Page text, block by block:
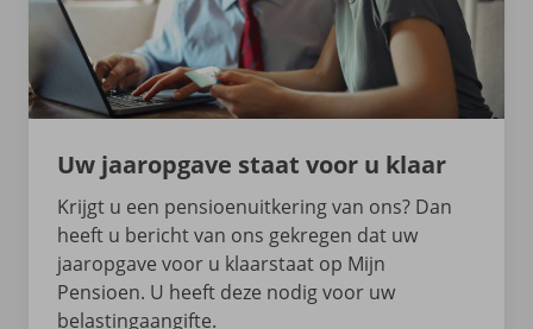
Uw jaaropgave staat voor u klaar
Krijgt u een pensioenuitkering van ons? Dan
heeft u bericht van ons gekregen dat uw
jaaropgave voor u klaarstaat op Mijn
Pensioen. U heeft deze nodig voor uw
belastingaangifte.